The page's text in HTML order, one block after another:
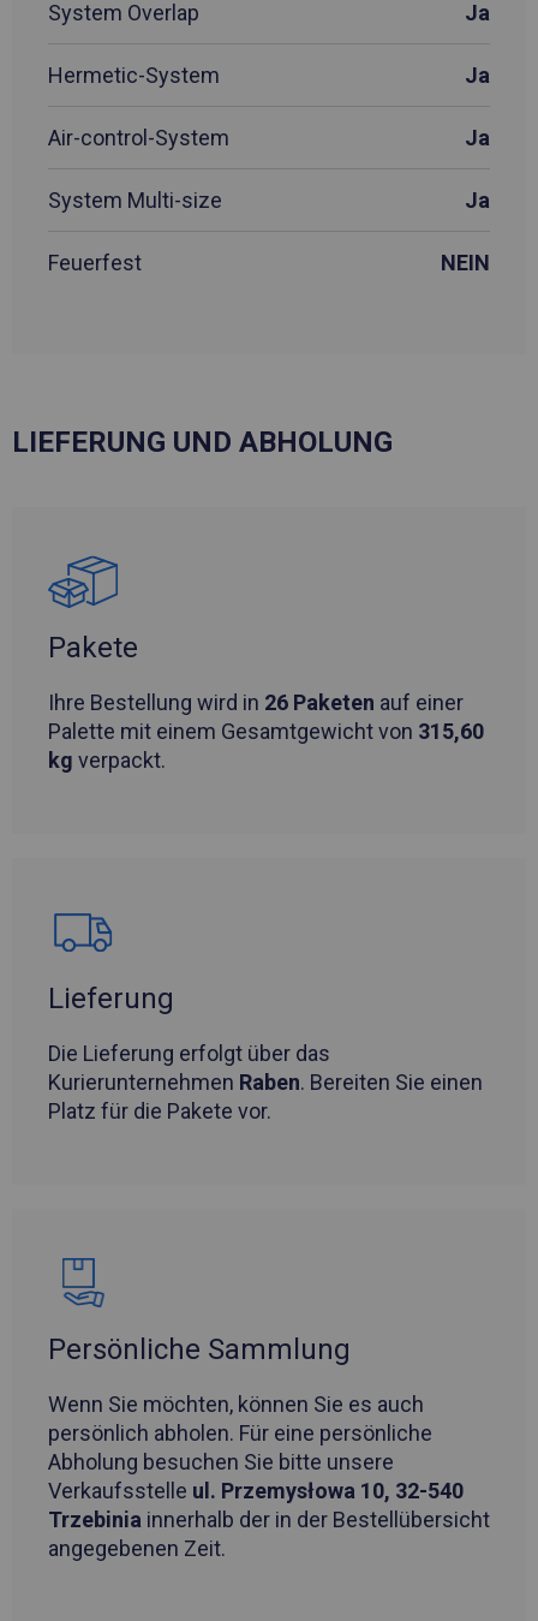
System Overlap Ja
Hermetic-System Ja
Air-control-System Ja
System Multi-size Ja
Feuerfest NEIN
LIEFERUNG UND ABHOLUNG
Pakete
Ihre Bestellung wird in 26 Paketen auf einer
Palette mit einem Gesamtgewicht von 315,60
kg verpackt.
Lieferung
Die Lieferung erfolgt über das
Kurierunternehmen Raben. Bereiten Sie einen
Platz für die Pakete vor.
Persönliche Sammlung
Wenn Sie möchten, können Sie es auch
persönlich abholen. Für eine persönliche
Abholung besuchen Sie bitte unsere
Verkaufsstelle ul. Przemysłowa 10, 32-540
Trzebinia innerhalb der in der Bestellübersicht
angegebenen Zeit.